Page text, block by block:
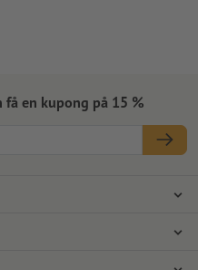
få en kupong på 15 %